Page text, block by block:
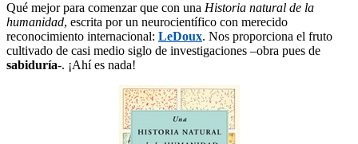
Qué mejor para comenzar que con una Historia natural de la
humanidad, escrita por un neurocientífico con merecido
reconocimiento internacional: LeDoux. Nos proporciona el fruto
cultivado de casi medio siglo de investigaciones –obra pues de
sabiduría-. ¡Ahí es nada!